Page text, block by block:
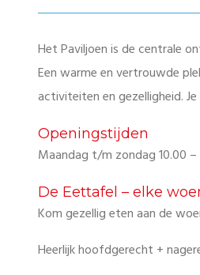
Het Paviljoen is de centrale
Een warme en vertrouwde
activiteiten en gezelligheid.
Openingstijden
Maandag t/m zondag 10.00
De Eettafel – elke
Kom gezellig eten aan de
Heerlijk hoofdgerecht +